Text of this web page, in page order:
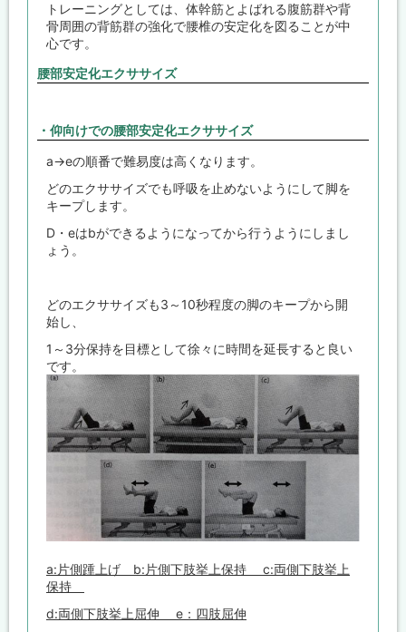
トレーニングとしては、体幹筋とよばれる腹筋群や背
骨周囲の背筋群の強化で腰椎の安定化を図ることが中
心です。
腰部安定化エクササイズ
・仰向けでの腰部安定化エクササイズ
a→eの順番で難易度は高くなります。
どのエクササイズでも呼吸を止めないようにして脚を
キープします。
D・eはbができるようになってから行うようにしまし
ょう。
どのエクササイズも3～10秒程度の脚のキープから開
始し、
1～3分保持を目標として徐々に時間を延長すると良い
です。
a:片側踵上げ b:片側下肢挙上保持 c:両側下肢挙上
保持
d:両側下肢挙上屈伸 e：四肢屈伸